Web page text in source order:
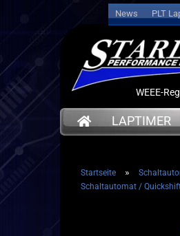
News PLT
WEEE-
LAPTIMER
Startseite »
Schaltautomat /